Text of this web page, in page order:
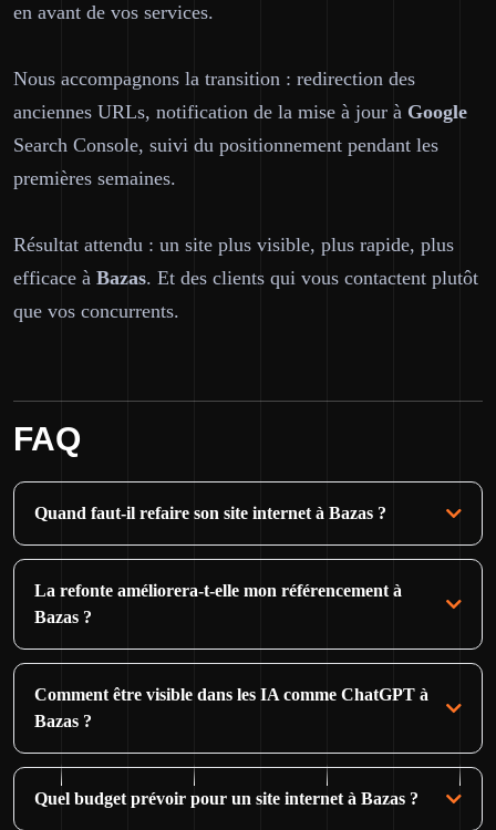
en avant de vos services.
Nous accompagnons la transition : redirection des
anciennes URLs, notification de la mise à jour à Google
Search Console, suivi du positionnement pendant les
premières semaines.
Résultat attendu : un site plus visible, plus rapide, plus
efficace à Bazas. Et des clients qui vous contactent plutôt
que vos concurrents.
FAQ
Quand faut-il refaire son site internet à Bazas ?
La refonte améliorera-t-elle mon référencement à
Bazas ?
Comment être visible dans les IA comme ChatGPT à
Bazas ?
Quel budget prévoir pour un site internet à Bazas ?